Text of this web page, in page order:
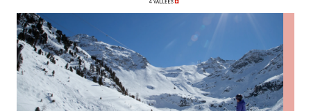
Veysonnaz
Live